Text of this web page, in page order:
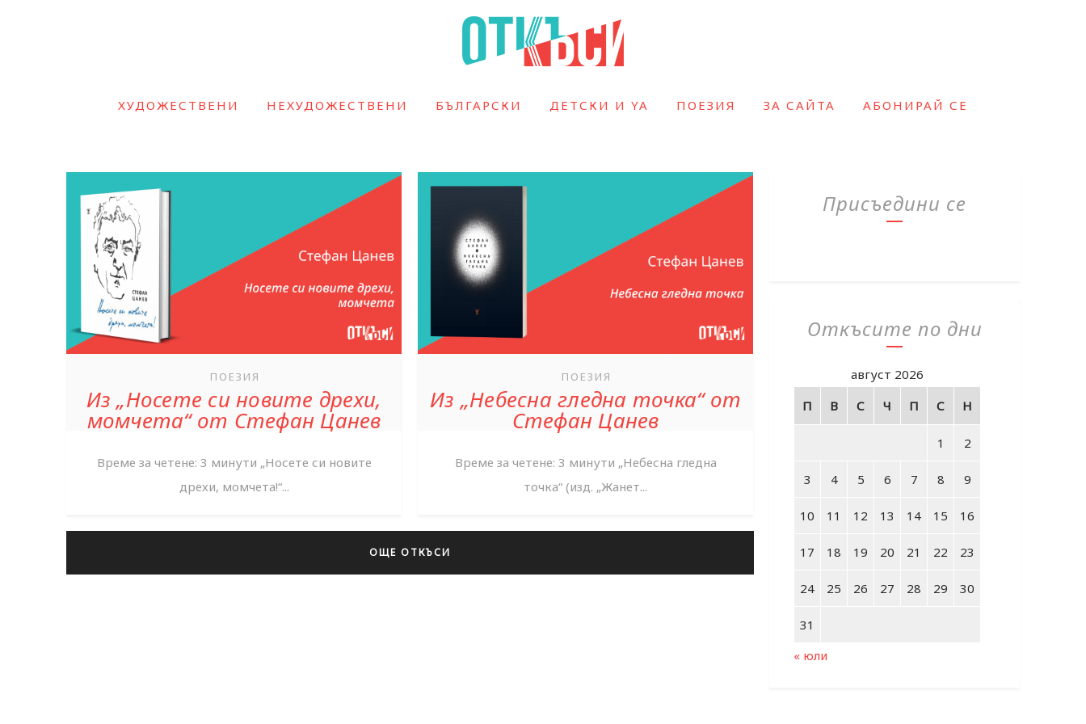
ХУДОЖЕСТВЕНИ НЕХУДОЖЕСТВЕНИ БЪЛГАРСКИ ДЕТСКИ И YA ПОЕЗИЯ ЗА САЙТА АБОНИРАЙ СЕ
ПОЕЗИЯ
Из „Носете си новите дрехи,
момчета“ от Стефан Цанев
Време за четене: 3 минути „Носете си новите
дрехи, момчета!“...
ПОЕЗИЯ
Из „Небесна гледна точка“ от
Стефан Цанев
Време за четене: 3 минути „Небесна гледна
точка“ (изд. „Жанет...
ОЩЕ ОТКЪСИ
Присъедини се
Откъсите по дни
август 2026
П
В С Ч П С Н
1 2
3 4 5 6 7 8 9
10 11 12 13 14 15 16
17 18 19 20 21 22 23
24 25 26 27 28 29 30
31
« юли